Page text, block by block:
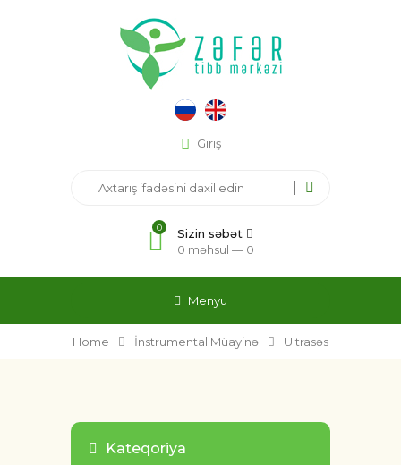
Giriş
0
Sizin səbət
0 məhsul — 0
Menyu
Home İnstrumental Müayinə Ultrasəs
Kateqoriya